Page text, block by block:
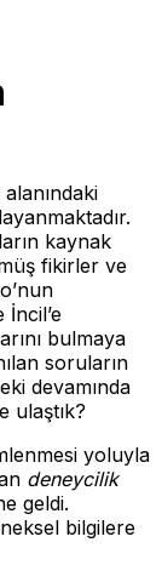
kaynak
fikirler ve
bulmaya
soruların
devamında
ulaştık?
yoluyla
deneycilik
geldi.
bilgilere